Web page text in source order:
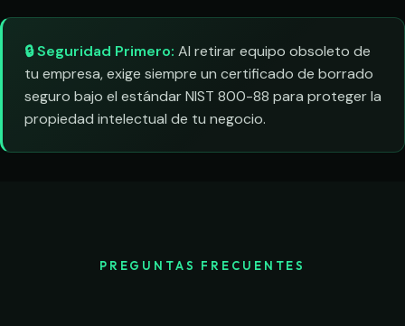
🔒 Seguridad Primero: Al retirar equipo obsoleto de
tu empresa, exige siempre un certificado de borrado
seguro bajo el estándar NIST 800-88 para proteger la
propiedad intelectual de tu negocio.
PREGUNTAS FRECUENTES